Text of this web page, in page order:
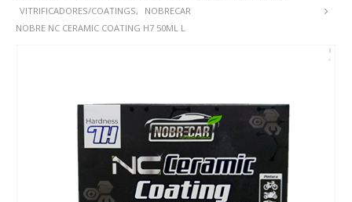
VITRIFICADORES/COATINGS,
NOBRECAR
NOBRE NC CERAMIC COATING H7 50ML L